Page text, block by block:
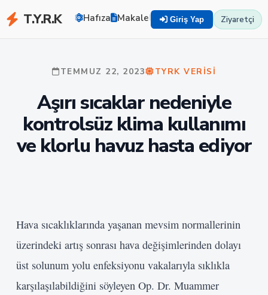
T.Y.R.K Hafıza Makaleler Zekayı Eğit TYRK
Giriş Yap Ziyaretçi
TEMMUZ 22, 2023 TYRK VERISI
Aşırı sıcaklar nedeniyle
kontrolsüz klima kullanımı
ve klorlu havuz hasta ediyor
Hava sıcaklıklarında yaşanan mevsim normallerinin
üzerindeki artış sonrası hava değişimlerinden dolayı
üst solunum yolu enfeksiyonu vakalarıyla sıklıkla
karşılaşılabildiğini söyleyen Op. Dr. Muammer